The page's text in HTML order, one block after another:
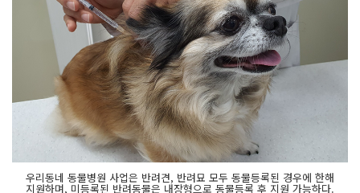
우리동네 동물병원 사업은 반려견, 반려묘 모두 동물등록된 경우에 한해
지원하며, 미등록된 반려동물은 내장형으로 동물등록 후 지원 가능하다.